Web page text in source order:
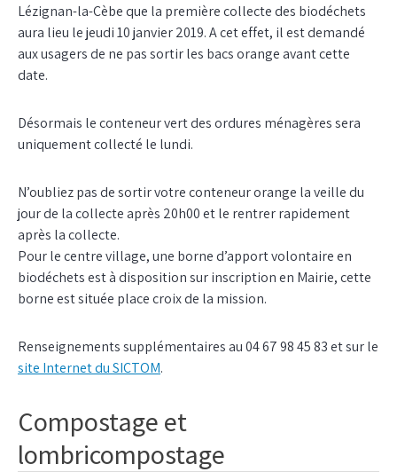
Lézignan-la-Cèbe que la première collecte des biodéchets
aura lieu le jeudi 10 janvier 2019. A cet effet, il est demandé
aux usagers de ne pas sortir les bacs orange avant cette
date.
Désormais le conteneur vert des ordures ménagères sera
uniquement collecté le lundi.
N’oubliez pas de sortir votre conteneur orange la veille du
jour de la collecte après 20h00 et le rentrer rapidement
après la collecte.
Pour le centre village, une borne d’apport volontaire en
biodéchets est à disposition sur inscription en Mairie, cette
borne est située place croix de la mission.
Renseignements supplémentaires au 04 67 98 45 83 et sur le
site Internet du SICTOM.
Compostage et
lombricompostage